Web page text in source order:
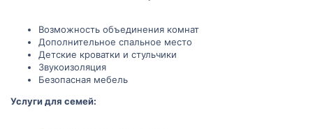
Возможность объединения комнат
Дополнительное спальное место
Детские кроватки и стульчики
Звукоизоляция
Безопасная мебель
Услуги для семей: